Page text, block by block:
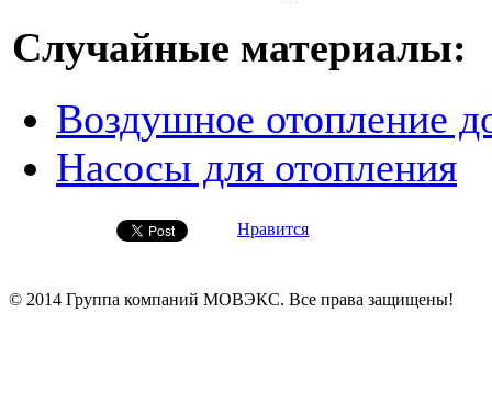
Случайные материалы:
Воздушное отопление
Насосы для отопления
Нравится
© 2014 Группа компаний МОВЭКС. Все права защищены!